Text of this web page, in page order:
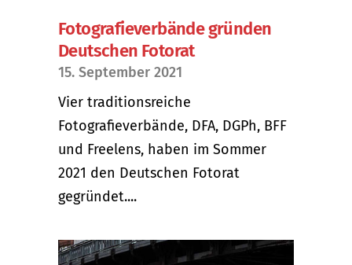
Fotografieverbände gründen
Deutschen Fotorat
15. September 2021
Vier traditionsreiche
Fotografieverbände, DFA, DGPh, BFF
und Freelens, haben im Sommer
2021 den Deutschen Fotorat
gegründet....